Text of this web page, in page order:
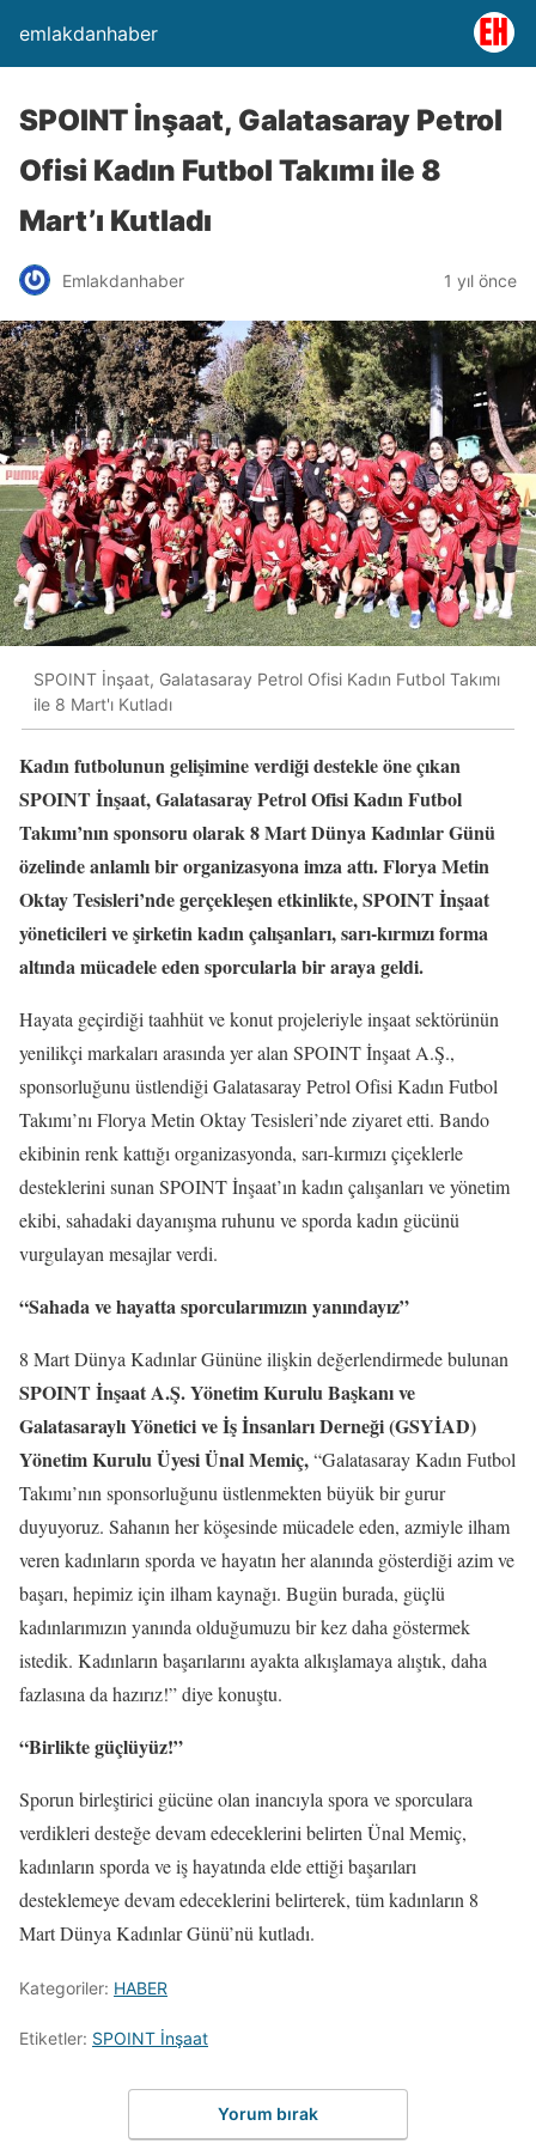
emlakdanhaber
SPOINT İnşaat, Galatasaray Petrol
Ofisi Kadın Futbol Takımı ile 8
Mart’ı Kutladı
Emlakdanhaber 1 yıl önce
SPOINT İnşaat, Galatasaray Petrol Ofisi Kadın Futbol Takımı
ile 8 Mart'ı Kutladı
Kadın futbolunun gelişimine verdiği destekle öne çıkan
SPOINT İnşaat, Galatasaray Petrol Ofisi Kadın Futbol
Takımı’nın sponsoru olarak 8 Mart Dünya Kadınlar Günü
özelinde anlamlı bir organizasyona imza attı. Florya Metin
Oktay Tesisleri’nde gerçekleşen etkinlikte, SPOINT İnşaat
yöneticileri ve şirketin kadın çalışanları, sarı-kırmızı forma
altında mücadele eden sporcularla bir araya geldi.
Hayata geçirdiği taahhüt ve konut projeleriyle inşaat sektörünün
yenilikçi markaları arasında yer alan SPOINT İnşaat A.Ş.,
sponsorluğunu üstlendiği Galatasaray Petrol Ofisi Kadın Futbol
Takımı’nı Florya Metin Oktay Tesisleri’nde ziyaret etti. Bando
ekibinin renk kattığı organizasyonda, sarı-kırmızı çiçeklerle
desteklerini sunan SPOINT İnşaat’ın kadın çalışanları ve yönetim
ekibi, sahadaki dayanışma ruhunu ve sporda kadın gücünü
vurgulayan mesajlar verdi.
“Sahada ve hayatta sporcularımızın yanındayız”
8 Mart Dünya Kadınlar Gününe ilişkin değerlendirmede bulunan
SPOINT İnşaat A.Ş. Yönetim Kurulu Başkanı ve
Galatasaraylı Yönetici ve İş İnsanları Derneği (GSYİAD)
Yönetim Kurulu Üyesi Ünal Memiç,“Galatasaray Kadın Futbol
Takımı’nın sponsorluğunu üstlenmekten büyük bir gurur
duyuyoruz. Sahanın her köşesinde mücadele eden, azmiyle ilham
veren kadınların sporda ve hayatın her alanında gösterdiği azim ve
başarı, hepimiz için ilham kaynağı. Bugün burada, güçlü
kadınlarımızın yanında olduğumuzu bir kez daha göstermek
istedik. Kadınların başarılarını ayakta alkışlamaya alıştık, daha
fazlasına da hazırız!” diye konuştu.
“Birlikte güçlüyüz!”
Sporun birleştirici gücüne olan inancıyla spora ve sporculara
verdikleri desteğe devam edeceklerini belirten Ünal Memiç,
kadınların sporda ve iş hayatında elde ettiği başarıları
desteklemeye devam edeceklerini belirterek, tüm kadınların 8
Mart Dünya Kadınlar Günü’nü kutladı.
Kategoriler: HABER
Etiketler: SPOINT İnşaat
Yorum bırak